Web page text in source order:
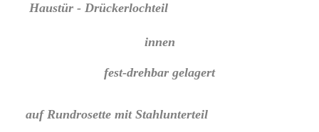
Haustür - Drückerlochteil
innen
fest-drehbar gelagert
auf Rundrosette mit Stahlunterteil